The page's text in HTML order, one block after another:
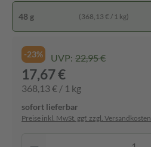
48 g (368,13 € / 1 kg)
-23% UVP: 22,95 €
17,67 €
368,13 € / 1 kg
sofort lieferbar
Preise inkl. MwSt. ggf. zzgl. Versandkosten